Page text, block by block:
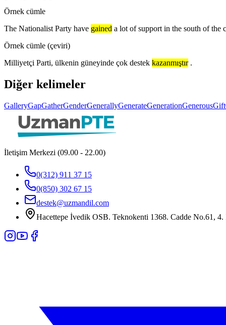
Örnek cümle
The Nationalist Party have gained a lot of support in the south of the
Örnek cümle (çeviri)
Milliyetçi Parti, ülkenin güneyinde çok destek kazanmıştır .
Diğer kelimeler
GalleryGapGatherGenderGenerallyGenerateGenerationGenerousGift
İletişim Merkezi (09.00 - 22.00)
0(312) 911 37 15
0(850) 302 67 15
destek@uzmandil.com
Hacettepe İvedik OSB. Teknokenti 1368. Cadde No.61,